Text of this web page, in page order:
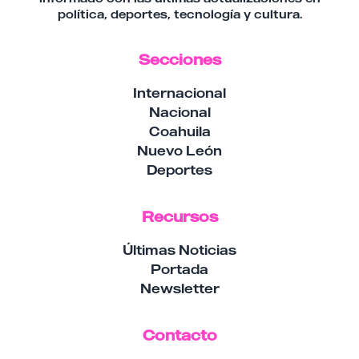
política, deportes, tecnología y cultura.
Secciones
Internacional
Nacional
Coahuila
Nuevo León
Deportes
Recursos
Últimas Noticias
Portada
Newsletter
Contacto